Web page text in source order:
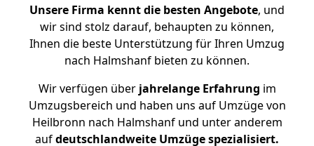
Unsere Firma kennt die besten Angebote, und
wir sind stolz darauf, behaupten zu können,
Ihnen die beste Unterstützung für Ihren Umzug
nach Halmshanf bieten zu können.
Wir verfügen überjahrelange Erfahrung im
Umzugsbereich und haben uns auf Umzüge von
Heilbronn nach Halmshanf und unter anderem
aufdeutschlandweite Umzüge spezialisiert.